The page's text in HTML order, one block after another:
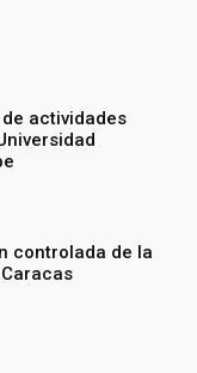
actividades
controlada de la